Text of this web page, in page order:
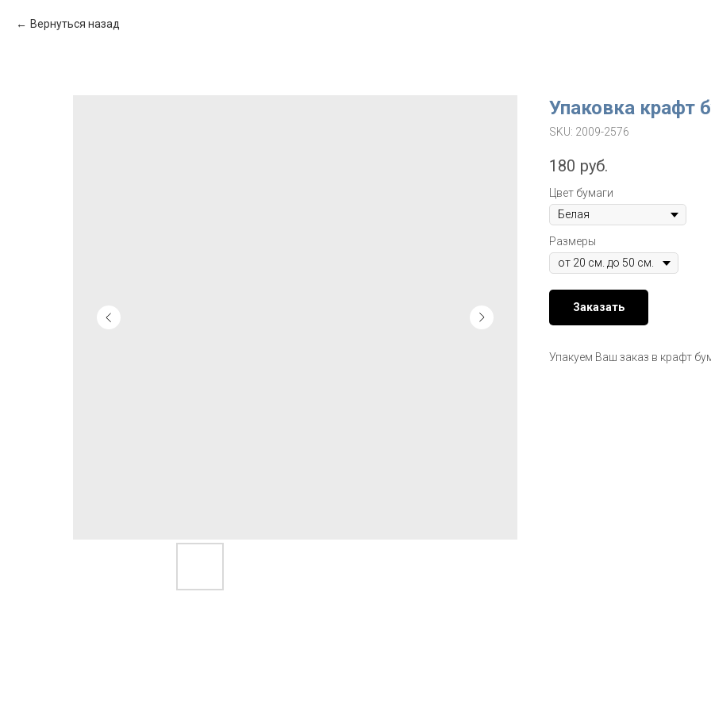
Вернуться назад
Упаковка крафт
SKU: 2009-2576
180 руб.
Цвет бумаги
Размеры
Заказать
Упакуем Ваш заказ в крафт